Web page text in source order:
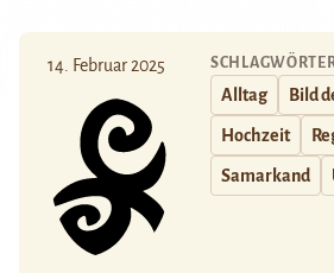
14. Februar 2025
Alltag Bild
Hochzeit
Samarkand